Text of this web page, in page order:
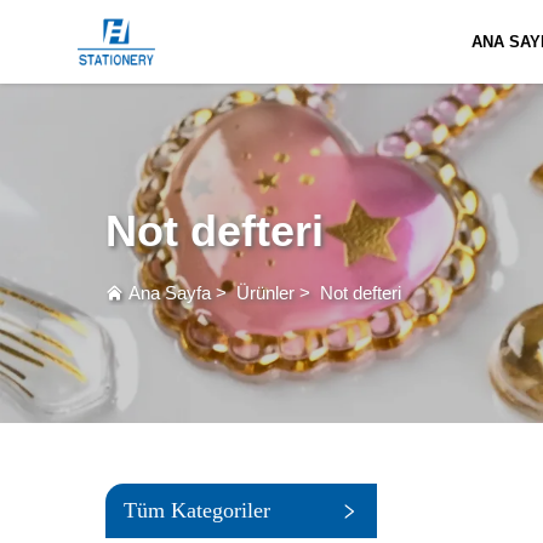
ANA
Not defteri
Ana Sayfa>Ürünler> Not defteri
Tüm Kategoriler